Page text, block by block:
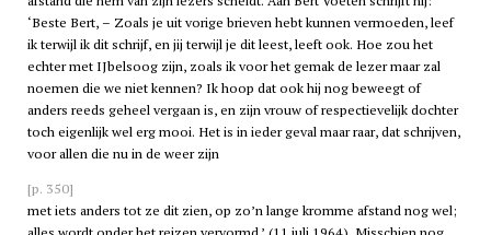
‘Beste Bert, – Zoals je uit vorige brieven hebt kunnen vermoeden, leef
ik terwijl ik dit schrijf, en jij terwijl je dit leest, leeft ook. Hoe zou het
echter met IJbelsoog zijn, zoals ik voor het gemak de lezer maar zal
noemen die we niet kennen? Ik hoop dat ook hij nog beweegt of
anders reeds geheel vergaan is, en zijn vrouw of respectievelijk dochter
toch eigenlijk wel erg mooi. Het is in ieder geval maar raar, dat schrijven,
voor allen die nu in de weer zijn
[p. 350]
met iets anders tot ze dit zien, op zo’n lange kromme afstand nog wel;